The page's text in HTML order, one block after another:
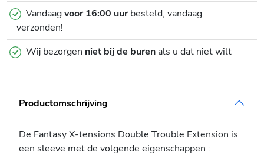
Vandaagvoor 16:00 uurbesteld, vandaag
verzonden!
Wij bezorgen niet bij de burenals u dat niet wilt
Productomschrijving
De Fantasy X-tensions Double Trouble Extension is
een sleeve met de volgende eigenschappen :